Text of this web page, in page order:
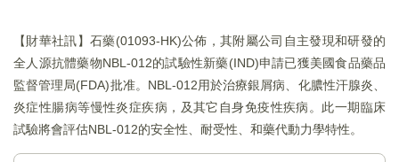
【財華社訊】石藥(01093-HK)公佈，其附屬公司自主發現和研發的
全人源抗體藥物NBL-012的試驗性新藥(IND)申請已獲美國食品藥品
監督管理局(FDA)批准。NBL-012用於治療銀屑病、化膿性汗腺炎、
炎症性腸病等慢性炎症疾病，及其它自身免疫性疾病。此一期臨床
試驗將會評估NBL-012的安全性、耐受性、和藥代動力學特性。